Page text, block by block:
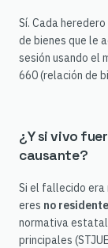
Sí. Cada
de bienes que le
sesión usando el
660 (relación de
¿Y si vivo
causante?
Si el fallecido era
eres no residente
normativa estatal
principales